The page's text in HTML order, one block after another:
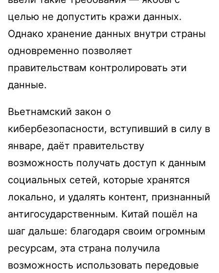
целью не допустить кражи данных.
Однако хранение данных внутри страны
одновременно позволяет
правительствам контролировать эти
данные.
Вьетнамский закон о
кибербезопасности, вступивший в силу в
январе, даёт правительству
возможность получать доступ к данным
социальных сетей, которые хранятся
локально, и удалять контент, признанный
антигосударственным. Китай пошёл на
шаг дальше: благодаря своим огромным
ресурсам, эта страна получила
возможность использовать передовые